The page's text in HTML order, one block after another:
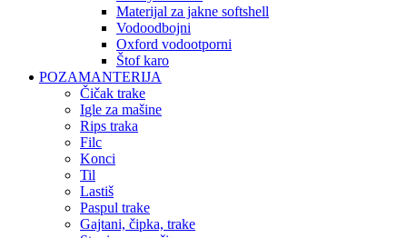
materijal za jakne softshell
vodoodbojni
oxford vodootporni
štof karo
POZAMANTERIJA
čičak trake
igle za mašine
rips traka
filc
konci
til
lastiš
paspul trake
gajtani, čipka, trake